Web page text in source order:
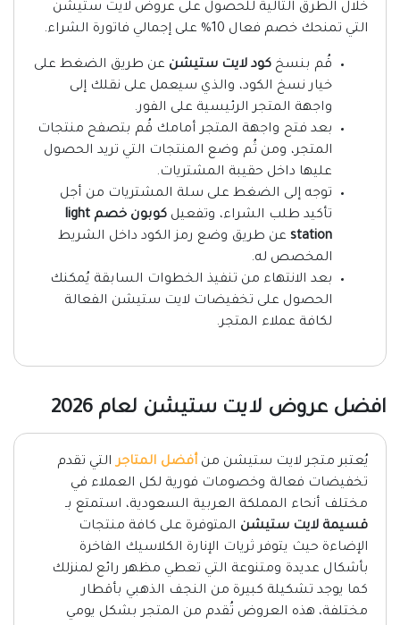
خلال الطرق التالية للحصول على عروض لايت ستيشن
التي تمنحك خصم فعال 10% على إجمالي فاتورة الشراء.
قُم بنسخ كود لايت ستيشن عن طريق الضغط على
خيار نسخ الكود، والذي سيعمل على نقلك إلى
واجهة المتجر الرئيسية على الفور.
بعد فتح واجهة المتجر أمامك قُم بتصفح منتجات
المتجر، ومن ثُم وضع المنتجات التي تريد الحصول
عليها داخل حقيبة المشتريات.
توجه إلى الضغط على سلة المشتريات من أجل
تأكيد طلب الشراء، وتفعيل
كوبون خصم light
station عن طريق وضع رمز الكود داخل الشريط
المخصص له.
بعد الانتهاء من تنفيذ الخطوات السابقة يُمكنك
الحصول على تخفيضات لايت ستيشن الفعالة
لكافة عملاء المتجر.
افضل عروض لايت ستيشن لعام 2026
يُعتبر متجر لايت ستيشن من أفضل المتاجرالتي تقدم
تخفيضات فعالة وخصومات فورية لكل العملاء في
مختلف أنحاء المملكة العربية السعودية، استمتع بـ
قسيمة لايت ستيشن المتوفرة على كافة منتجات
الإضاءة حيث يتوفر ثريات الإنارة الكلاسيك الفاخرة
بأشكال عديدة ومتنوعة التي تعطي مظهر رائع لمنزلك
كما يوجد تشكيلة كبيرة من النجف الذهبي بأقطار
مختلفة، هذه العروض تُقدم من المتجر بشكل يومي